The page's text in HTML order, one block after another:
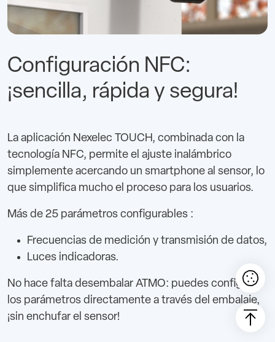
Configuración NFC:
¡sencilla, rápida y segura!
La aplicación Nexelec TOUCH, combinada con la
tecnología NFC, permite el ajuste inalámbrico
simplemente acercando un smartphone al sensor, lo
que simplifica mucho el proceso para los usuarios.
Más de 25 parámetros configurables :
Frecuencias de medición y transmisión de datos,
Luces indicadoras.
No hace falta desembalar ATMO: puedes configurar
los parámetros directamente a través del embalaje,
¡sin enchufar el sensor!